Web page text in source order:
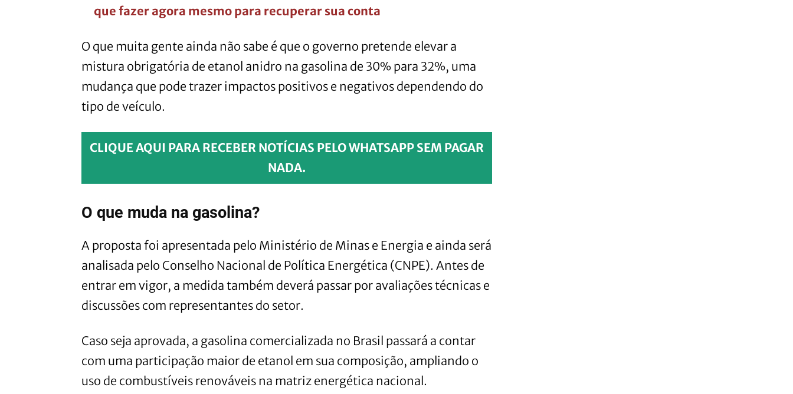
que fazer agora mesmo para recuperar sua conta
O que muita gente ainda não sabe é que o governo pretende elevar a
mistura obrigatória de etanol anidro na gasolina de 30% para 32%, uma
mudança que pode trazer impactos positivos e negativos dependendo do
tipo de veículo.
CLIQUE AQUI PARA RECEBER NOTÍCIAS PELO WHATSAPP SEM PAGAR
NADA.
O que muda na gasolina?
A proposta foi apresentada pelo Ministério de Minas e Energia e ainda será
analisada pelo Conselho Nacional de Política Energética (CNPE). Antes de
entrar em vigor, a medida também deverá passar por avaliações técnicas e
discussões com representantes do setor.
Caso seja aprovada, a gasolina comercializada no Brasil passará a contar
com uma participação maior de etanol em sua composição, ampliando o
uso de combustíveis renováveis na matriz energética nacional.